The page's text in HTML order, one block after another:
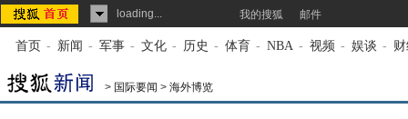
loading... 我的搜狐 邮件
首页 - 新闻 - 军事 - 文化 - 历史 - 体育 - NBA - 视频 - 娱谈 -
> 国际要闻 > 海外博览